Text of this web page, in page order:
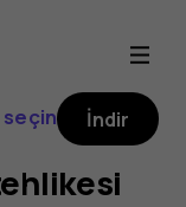
seçin İndir